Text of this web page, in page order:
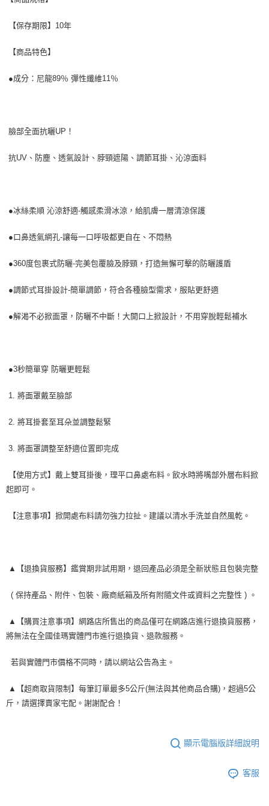
【保存期限】10年
【商品特色】
●成分：尼龍89％ 彈性纖維11％
臉部全面抗曬UP！
抗UV、防塵、透氣設計、脖頸遮陽、調節耳掛、沁涼面料
●冰絲柔順 沁涼舒適-觸感柔滑冰涼，給肌膚一層清涼保護
●口鼻透氣網孔-讓每一口呼吸都更自在、不悶熱
●360度包裹式防曬-完美包覆臉及脖頸，打造無懈可擊的防曬護盾
●調節式耳掛設計-簡單調節，符合各種臉型需求，服貼更舒適
●解渴不必掀面罩，防曬不中斷！大開口上掀設計，不用穿脫輕鬆補水
●3秒簡單穿 防曬更輕鬆
1. 將面罩戴至臉部
2. 將耳掛套至耳朵並調整鬆緊
3. 將面罩調整至舒適位置即完成
【使用方式】戴上雙耳掛後，理平口鼻處布料。飲水時將嘴部外層布料掀
起即可。
【注意事項】掀開處布料請勿強力拉扯。建議以清水手洗並自然風乾。
▲【退換貨服務】鑑賞期非試用期，退回產品必須是全新狀態且包裝完整
( 保持產品、附件、包裝、廠商紙箱及所有附隨文件或資料之完整性 ) 。
▲【購買注意事項】網路店所售出的商品僅可在網路店進行退換貨服務，
將無法在全國佳瑪實體門市進行退換貨、退款服務。
若與實體門市價格不同時，請以網站公告為主。
▲【超商取貨限制】每筆訂單最多5公斤(無法與其他商品合購)，超過5公
斤，請選擇賣家宅配。謝謝配合！
顯示電腦版詳細說明
客服